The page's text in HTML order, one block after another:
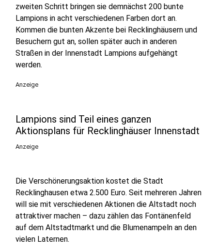
zweiten Schritt bringen sie demnächst 200 bunte
Lampions in acht verschiedenen Farben dort an.
Kommen die bunten Akzente bei Recklinghäusern und
Besuchern gut an, sollen später auch in anderen
Straßen in der Innenstadt Lampions aufgehängt
werden.
Anzeige
Lampions sind Teil eines ganzen
Aktionsplans für Recklinghäuser Innenstadt
Anzeige
Die Verschönerungsaktion kostet die Stadt
Recklinghausen etwa 2.500 Euro. Seit mehreren Jahren
will sie mit verschiedenen Aktionen die Altstadt noch
attraktiver machen – dazu zählen das Fontänenfeld
auf dem Altstadtmarkt und die Blumenampeln an den
vielen Laternen.